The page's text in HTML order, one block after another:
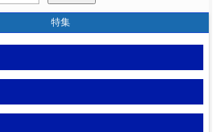
特集